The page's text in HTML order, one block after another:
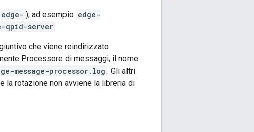
edge- ), ad esempio edge-
qpid-server .
che viene reindirizzato
Processore di messaggi, il nome
message-processor.log . Gli altri
la rotazione non avviene la libreria di